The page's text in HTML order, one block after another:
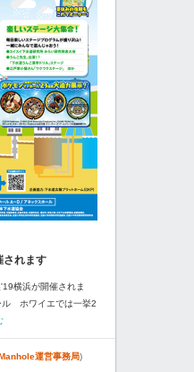
されます
横浜が開催されま
ル ホワイエでは一挙2
運営事務局)